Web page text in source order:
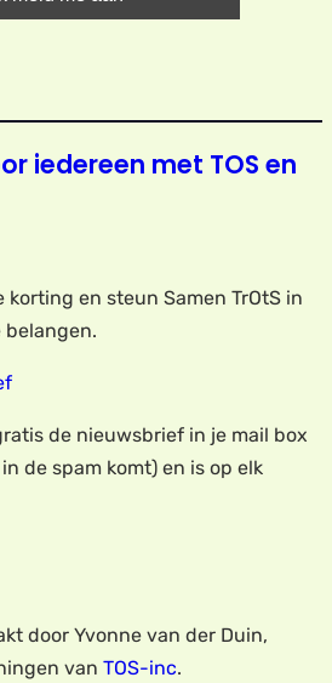
iedereen met TOS en
en steun Samen TrOtS in
de nieuwsbrief in je mail box
de spam komt) en is op elk
door Yvonne van der Duin,
van TOS-inc.